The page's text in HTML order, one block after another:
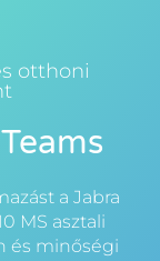
otthoni
a Jabra
MS asztali
és minőségi